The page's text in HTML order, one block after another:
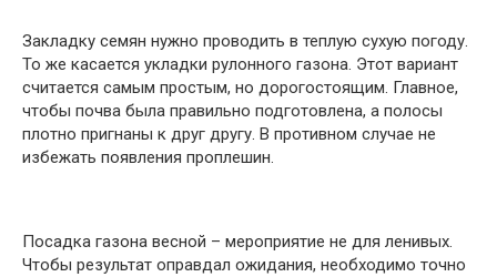
Закладку семян нужно проводить в теплую сухую погоду.
То же касается укладки рулонного газона. Этот вариант
считается самым простым, но дорогостоящим. Главное,
чтобы почва была правильно подготовлена, а полосы
плотно пригнаны к друг другу. В противном случае не
избежать появления проплешин.
Посадка газона весной – мероприятие не для ленивых.
Чтобы результат оправдал ожидания, необходимо точно